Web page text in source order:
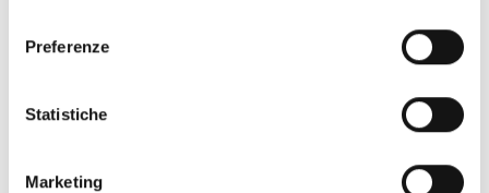
Preferenze
Statistiche
Marketing
Link e Documenti
Bando
ufficiale del bando per gli aggiornamenti e le